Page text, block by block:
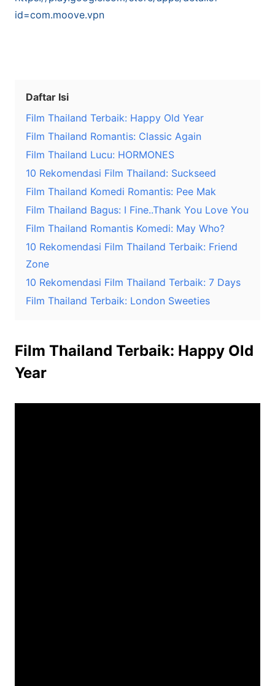
id=com.moove.vpn
Daftar Isi
Film Thailand Terbaik: Happy Old Year
Film Thailand Romantis: Classic Again
Film Thailand Lucu: HORMONES
10 Rekomendasi Film Thailand: Suckseed
Film Thailand Komedi Romantis: Pee Mak
Film Thailand Bagus: I Fine..Thank You Love You
Film Thailand Romantis Komedi: May Who?
10 Rekomendasi Film Thailand Terbaik: Friend
Zone
10 Rekomendasi Film Thailand Terbaik: 7 Days
Film Thailand Terbaik: London Sweeties
Film Thailand Terbaik: Happy Old
Year